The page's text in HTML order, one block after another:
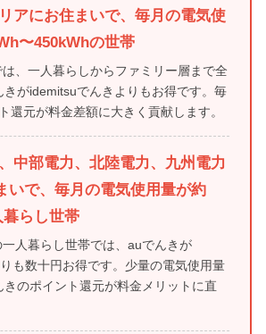
アにお住まいで、毎月の電気使
〜450kWhの世帯
、一人暮らしからファミリー層まで全
きがidemitsuでんきよりもお得です。毎
還元が料金差額に大きく貢献します。
中部電力、北陸電力、九州電力
いで、毎月の電気使用量が約
らし世帯
人暮らし世帯では、auでんきが
も数十円お得です。少量の電気使用量
きのポイント還元が料金メリットに直